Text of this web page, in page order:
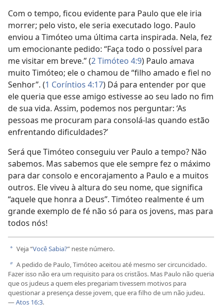
Com o tempo, ficou evidente para Paulo que ele iria
morrer; pelo visto, ele seria executado logo. Paulo
enviou a Timóteo uma última carta inspirada. Nela, fez
um emocionante pedido: “Faça todo o possível para
me visitar em breve.” (2 Timóteo 4:9) Paulo amava
muito Timóteo; ele o chamou de “filho amado e fiel no
Senhor”. (1 Coríntios 4:17) Dá para entender por que
ele queria que esse amigo estivesse ao seu lado no fim
de sua vida. Assim, podemos nos perguntar: ‘As
pessoas me procuram para consolá-las quando estão
enfrentando dificuldades?’
Será que Timóteo conseguiu ver Paulo a tempo? Não
sabemos. Mas sabemos que ele sempre fez o máximo
para dar consolo e encorajamento a Paulo e a muitos
outros. Ele viveu à altura do seu nome, que significa
“aquele que honra a Deus”. Timóteo realmente é um
grande exemplo de fé não só para os jovens, mas para
todos nós!
a Veja “Você Sabia?” neste número.
b A pedido de Paulo, Timóteo aceitou até mesmo ser circuncidado.
Fazer isso não era um requisito para os cristãos. Mas Paulo não queria
que os judeus a quem eles pregariam tivessem motivos para
questionar a presença desse jovem, que era filho de um não judeu.
—Atos 16:3.